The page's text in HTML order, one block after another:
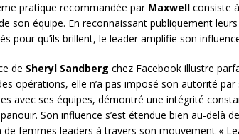
pratique recommandée par Maxwell consiste
son équipe. En reconnaissant publiquement
pour qu’ils brillent, le leader amplifie son
de Sheryl Sandberg chez Facebook illustre
opérations, elle n’a pas imposé son autorité
avec ses équipes, démontré une intégrité
Son influence s’est étendue bien au-delà
de femmes leaders à travers son mouvement «